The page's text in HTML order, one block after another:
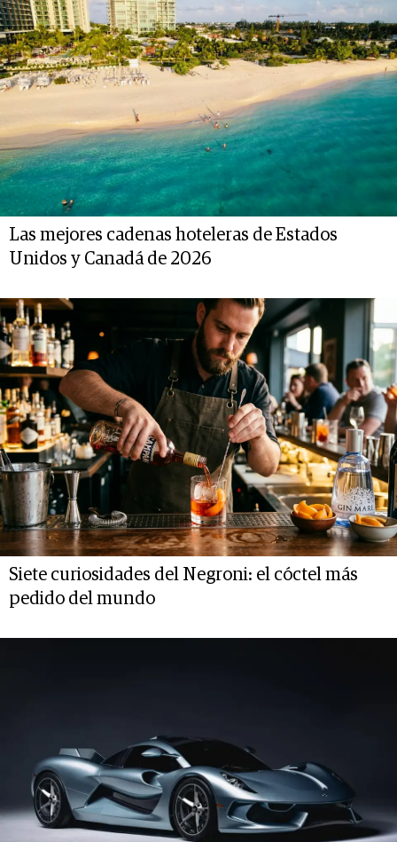
Las mejores cadenas hoteleras de Estados
Unidos y Canadá de 2026
Siete curiosidades del Negroni: el cóctel más
pedido del mundo